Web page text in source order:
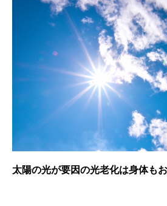
太陽の光が要因の光老化は身体も